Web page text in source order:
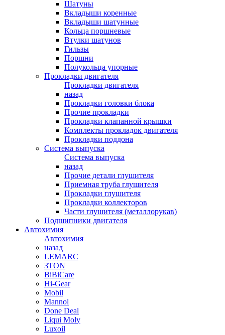
Шатуны
Вкладыши коренные
Вкладыши шатунные
Кольца поршневые
Втулки шатунов
Гильзы
Поршни
Полукольца упорные
Прокладки двигателя
Прокладки двигателя
назад
Прокладки головки блока
Прочие прокладки
Прокладки клапанной крышки
Комплекты прокладок двигателя
Прокладки поддона
Система выпуска
Система выпуска
назад
Прочие детали глушителя
Приемная труба глушителя
Прокладки глушителя
Прокладки коллекторов
Части глушителя (металлорукав)
Подшипники двигателя
Автохимия
Автохимия
назад
LEMARC
3TON
BiBiCare
Hi-Gear
Mobil
Mannol
Done Deal
Liqui Moly
Luxoil